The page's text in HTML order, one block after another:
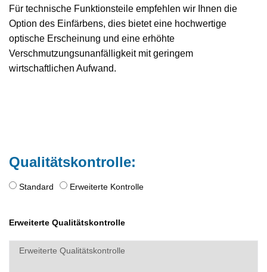
Für technische Funktionsteile empfehlen wir Ihnen die
Option des Einfärbens, dies bietet eine hochwertige
optische Erscheinung und eine erhöhte
Verschmutzungsunanfälligkeit mit geringem
wirtschaftlichen Aufwand.
Qualitätskontrolle:
Standard Erweiterte Kontrolle
Erweiterte Qualitätskontrolle